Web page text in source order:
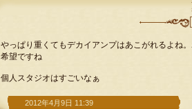
やっぱり重くてもデカイアンプはあこがれるよね
希望ですね
個人スタジオはすごいなぁ
2012年4月9日 11:39